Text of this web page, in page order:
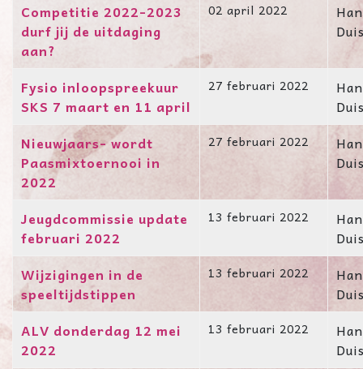
Competitie 2022-2023
durf jij de uitdaging
aan?
02 april 2022
Han
Fysio inloopspreekuur
SKS 7 maart en 11 april
27 februari 2022
Han
Nieuwjaars- wordt
Paasmixtoernooi in
2022
27 februari 2022
Han
Jeugdcommissie update
februari 2022
13 februari 2022
Han
Wijzigingen in de
speeltijdstippen
13 februari 2022
Han
ALV donderdag 12 mei
2022
13 februari 2022
Han